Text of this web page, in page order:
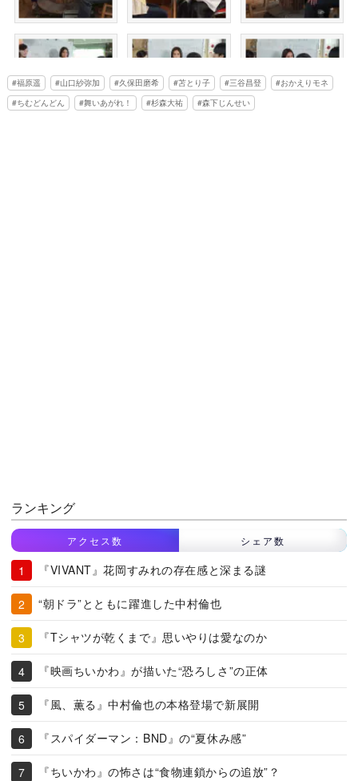
福原遥 山口紗弥加 久保田磨希 苫とり子 三谷昌登
おかえりモネ
ちむどんどん
舞いあがれ！ 杉森大祐 森下じんせい
ランキング
アクセス数 シェア数
『VIVANT』花岡すみれの存在感と深まる謎
“朝ドラ”とともに躍進した中村倫也
『Tシャツが乾くまで』思いやりは愛なのか
『映画ちいかわ』が描いた“恐ろしさ”の正体
『風、薫る』中村倫也の本格登場で新展開
『スパイダーマン：BND』の“夏休み感”
『ちいかわ』の怖さは“食物連鎖からの追放”？